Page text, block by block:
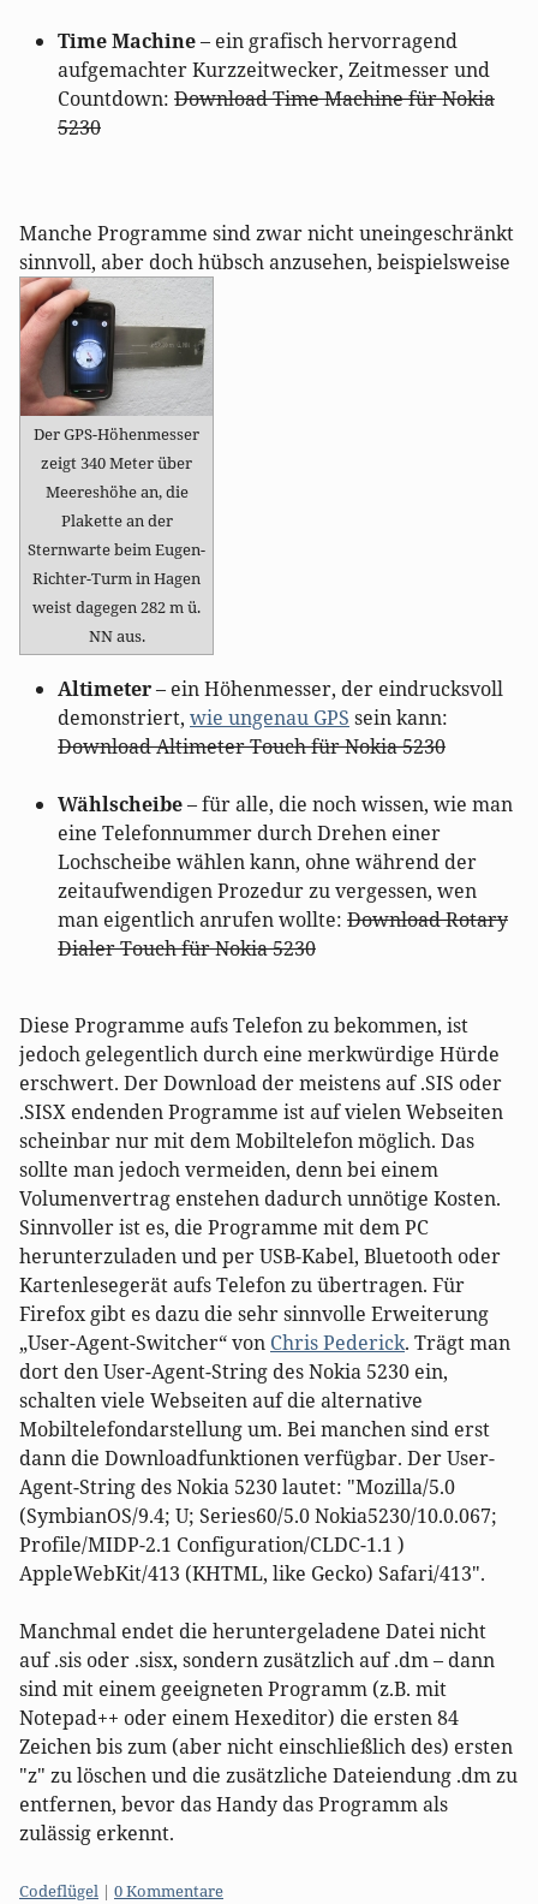
Time Machine– ein grafisch hervorragend
aufgemachter Kurzzeitwecker, Zeitmesser und
Countdown: Download Time Machine für Nokia
5230
Manche Programme sind zwar nicht uneingeschränkt
sinnvoll, aber doch hübsch anzusehen, beispielsweise
Der GPS-Höhenmesser
zeigt 340 Meter über
Meereshöhe an, die
Plakette an der
Sternwarte beim Eugen-
Richter-Turm in Hagen
weist dagegen 282 m ü.
NN aus.
Altimeter– ein Höhenmesser, der eindrucksvoll
demonstriert, wie ungenau GPS sein kann:
Download Altimeter Touch für Nokia 5230
Wählscheibe– für alle, die noch wissen, wie man
eine Telefonnummer durch Drehen einer
Lochscheibe wählen kann, ohne während der
zeitaufwendigen Prozedur zu vergessen, wen
man eigentlich anrufen wollte: Download Rotary
Dialer Touch für Nokia 5230
Diese Programme aufs Telefon zu bekommen, ist
jedoch gelegentlich durch eine merkwürdige Hürde
erschwert. Der Download der meistens auf .SIS oder
.SISX endenden Programme ist auf vielen Webseiten
scheinbar nur mit dem Mobiltelefon möglich. Das
sollte man jedoch vermeiden, denn bei einem
Volumenvertrag enstehen dadurch unnötige Kosten.
Sinnvoller ist es, die Programme mit dem PC
herunterzuladen und per USB-Kabel, Bluetooth oder
Kartenlesegerät aufs Telefon zu übertragen. Für
Firefox gibt es dazu die sehr sinnvolle Erweiterung
„User-Agent-Switcher“ von Chris Pederick. Trägt man
dort den User-Agent-String des Nokia 5230 ein,
schalten viele Webseiten auf die alternative
Mobiltelefondarstellung um. Bei manchen sind erst
dann die Downloadfunktionen verfügbar. Der User-
Agent-String des Nokia 5230 lautet: "Mozilla/5.0
(SymbianOS/9.4; U; Series60/5.0 Nokia5230/10.0.067;
Profile/MIDP-2.1 Configuration/CLDC-1.1 )
AppleWebKit/413 (KHTML, like Gecko) Safari/413".
Manchmal endet die heruntergeladene Datei nicht
auf .sis oder .sisx, sondern zusätzlich auf .dm – dann
sind mit einem geeigneten Programm (z.B. mit
Notepad++ oder einem Hexeditor) die ersten 84
Zeichen bis zum (aber nicht einschließlich des) ersten
"z" zu löschen und die zusätzliche Dateiendung .dm zu
entfernen, bevor das Handy das Programm als
zulässig erkennt.
Kategorien:
Codeflügel | 0 Kommentare